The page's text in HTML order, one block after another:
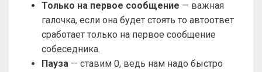
Только на первое сообщение — важная
галочка, если она будет стоять то автоответ
сработает только на первое сообщение
собеседника.
Пауза — ставим 0, ведь нам надо быстро